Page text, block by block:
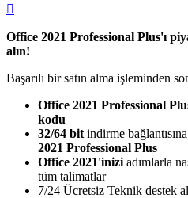

Office 2021 Professional Plus'ı
alın!
Başarılı bir satın alma işleminden
Office 2021 Professional
kodu
32/64 bit indirme bağlantısına
2021 Professional Plus
Office 2021'inizi adımlarla
tüm talimatlar
7/24 Ücretsiz Teknik destek